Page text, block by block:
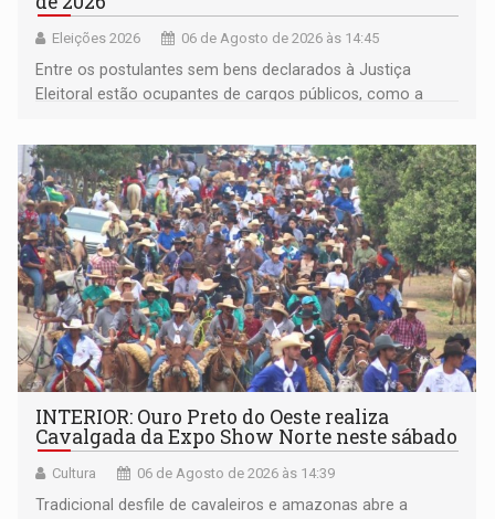
Eleições 2026 06 de Agosto de 2026 às 14:45
Entre os postulantes sem bens declarados à Justiça
Eleitoral estão ocupantes de cargos públicos, como a
Pedro Geovar (PP) e a vice-prefeita Magna dos Anjos
(NOVO)
INTERIOR: Ouro Preto do Oeste realiza
Cavalgada da Expo Show Norte neste sábado
Cultura 06 de Agosto de 2026 às 14:39
Tradicional desfile de cavaleiros e amazonas abre a